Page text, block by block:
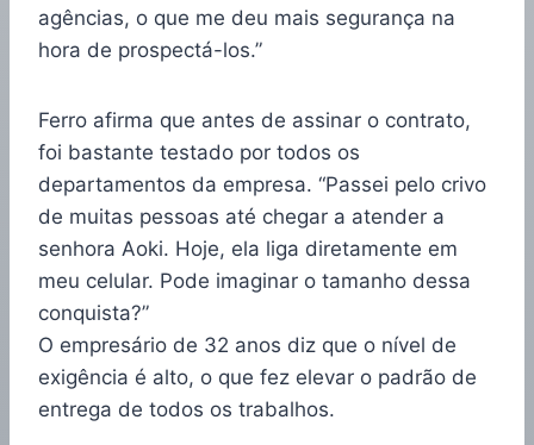
agências, o que me deu mais segurança na
hora de prospectá-los.”
Ferro afirma que antes de assinar o contrato,
foi bastante testado por todos os
departamentos da empresa. “Passei pelo crivo
de muitas pessoas até chegar a atender a
senhora Aoki. Hoje, ela liga diretamente em
meu celular. Pode imaginar o tamanho dessa
conquista?”
O empresário de 32 anos diz que o nível de
exigência é alto, o que fez elevar o padrão de
entrega de todos os trabalhos.